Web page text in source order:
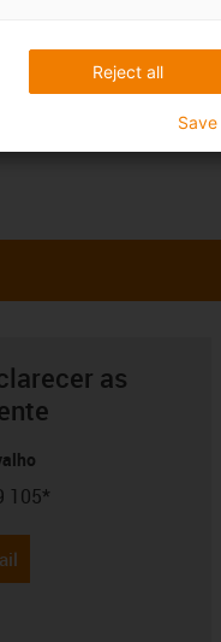
as
105*
Reject all